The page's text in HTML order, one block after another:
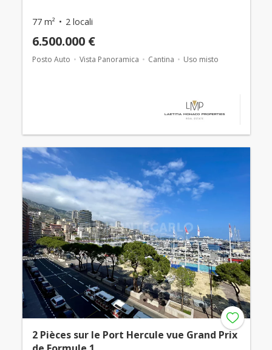
77 m² 2 locali
6.500.000 €
Posto Auto Vista Panoramica Cantina Uso misto
2 Pièces sur le Port Hercule vue Grand Prix